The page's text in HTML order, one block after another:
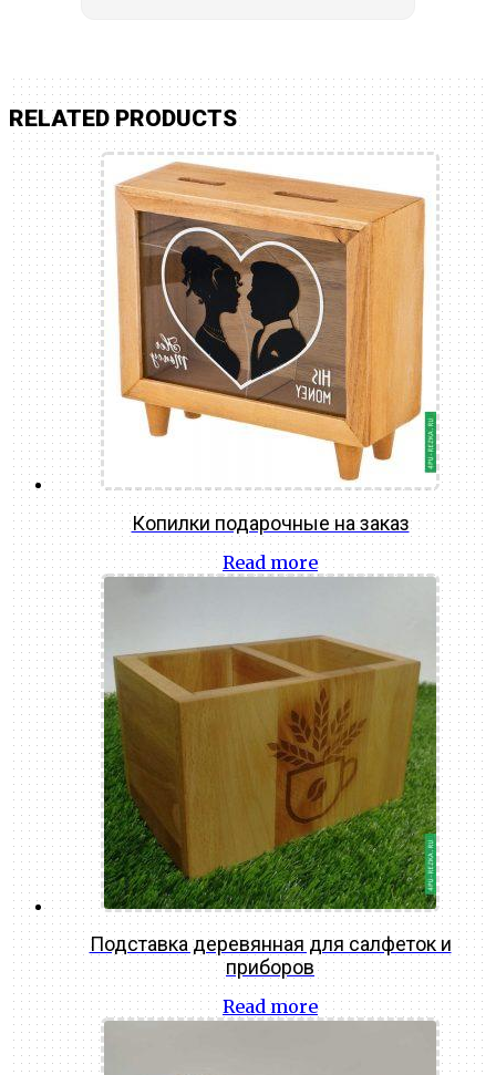
RELATED PRODUCTS
Копилки подарочные на заказ
Read more
Подставка деревянная для салфеток и
приборов
Read more